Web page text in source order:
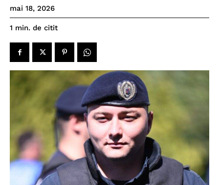
mai 18, 2026
1 min. de citit